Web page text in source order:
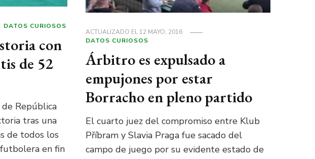
DATOS CURIOSOS
con
de 52
República
tras una
de todos los
en fin
ACTUALIZADO EL12 MAYO, 2016
DATOS CURIOSOS
Árbitro es expulsado a
empujones por estar
Borracho en pleno partido
El cuarto juez del compromiso entre Klub
Příbram y Slavia Praga fue sacado del
campo de juego por su evidente estado de